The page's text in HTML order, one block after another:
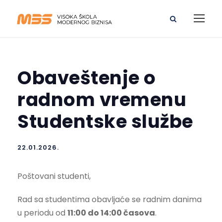
Obaveštenje o
radnom vremenu
Studentske službe
22.01.2026.
Poštovani studenti,
Rad sa studentima obavljaće se radnim danima
u periodu od 11:00 do 14:00 časova.